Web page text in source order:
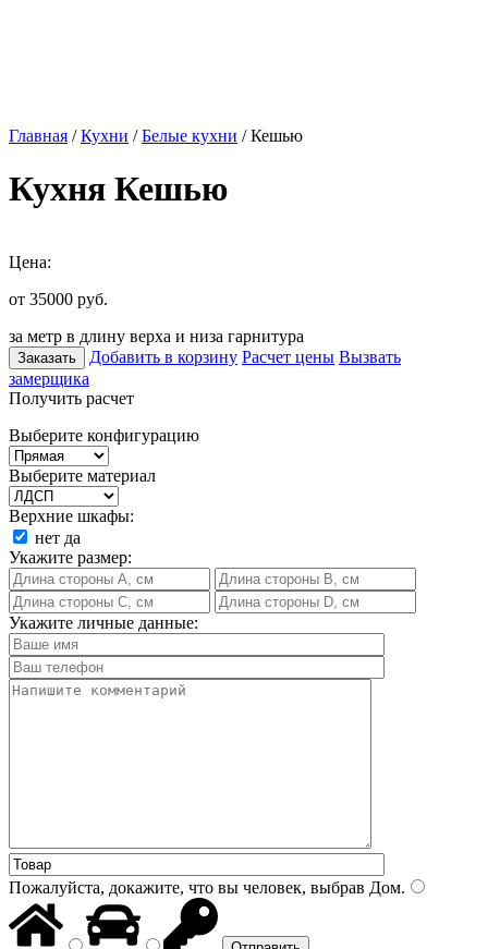
Главная /Кухни /Белые кухни / Кешью
Кухня Кешью
Цена:
от 35000 руб.
за метр в длину верха и низа гарнитура
Заказать Добавить в корзину Расчет цены Вызвать
замерщика
Получить расчет
Выберите конфигурацию
Выберите материал
Верхние шкафы:
нет да
Укажите размер:
Укажите личные данные:
Пожалуйста, докажите, что вы человек, выбрав Дом.